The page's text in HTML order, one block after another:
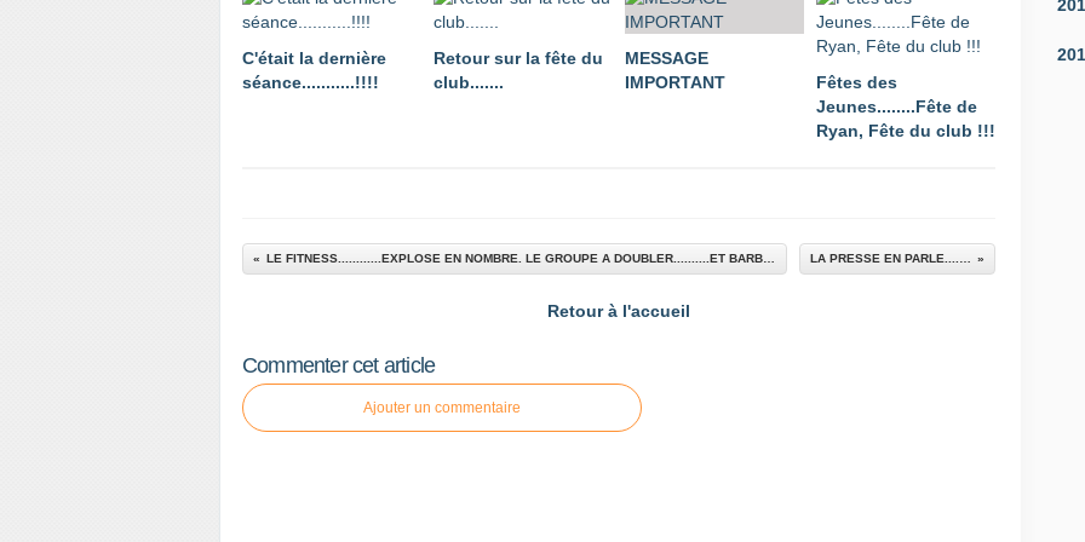
C'était la dernière
séance...........!!!!
Retour sur la fête du
club.......
MESSAGE
IMPORTANT
Fêtes des
Jeunes........Fête de
Ryan, Fête du club !!!
Retour à l'accueil
Commenter cet article
Ajouter un commentaire